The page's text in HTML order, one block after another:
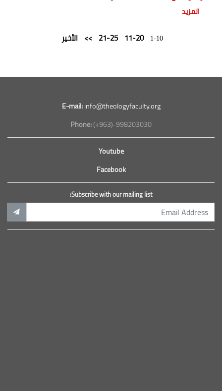
المزيد
1-10
11-20
21-25
>> الأخير
E-mail:info@theologyfaculty.org
Phone:(+963)-998203030
Youtube
Facebook
Subscribe with our mailing list: